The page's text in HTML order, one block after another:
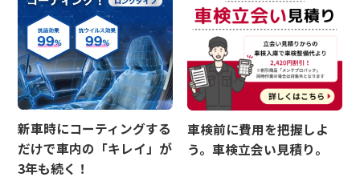
新車時にコーティングする
だけで車内の「キレイ」が
3年も続く！
車検前に費用を把握しよ
う。車検立会い見積り。